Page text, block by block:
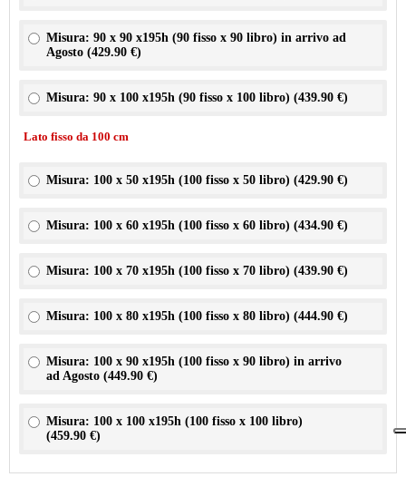
Misura: 90 x 90 x195h (90 fisso x 90 libro) in arrivo ad
Agosto (429.90 €)
Misura: 90 x 100 x195h (90 fisso x 100 libro) (439.90 €)
Lato fisso da 100 cm
Misura: 100 x 50 x195h (100 fisso x 50 libro) (429.90 €)
Misura: 100 x 60 x195h (100 fisso x 60 libro) (434.90 €)
Misura: 100 x 70 x195h (100 fisso x 70 libro) (439.90 €)
Misura: 100 x 80 x195h (100 fisso x 80 libro) (444.90 €)
Misura: 100 x 90 x195h (100 fisso x 90 libro) in arrivo
ad Agosto (449.90 €)
Misura: 100 x 100 x195h (100 fisso x 100 libro)
(459.90 €)